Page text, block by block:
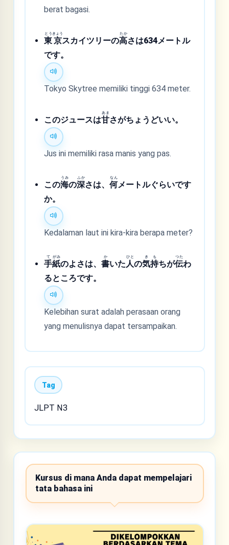
berat bagasi.
東
とう
京
きょう
スカイツリーの高
たか
さは634メートル
です。
Tokyo Skytree memiliki tinggi 634 meter.
このジュースは甘
あま
さがちょうどいい。
Jus ini memiliki rasa manis yang pas.
この海
うみ
の深
ふか
さは、何
なん
メートルぐらいです
か。
Kedalaman laut ini kira-kira berapa meter?
手
て
紙
がみ
のよさは、書
か
いた人
ひと
の気
き
持
も
ちが伝
つた
わ
るところです。
Kelebihan surat adalah perasaan orang
yang menulisnya dapat tersampaikan.
Tag
JLPT N3
Kursus di mana Anda dapat mempelajari
tata bahasa ini